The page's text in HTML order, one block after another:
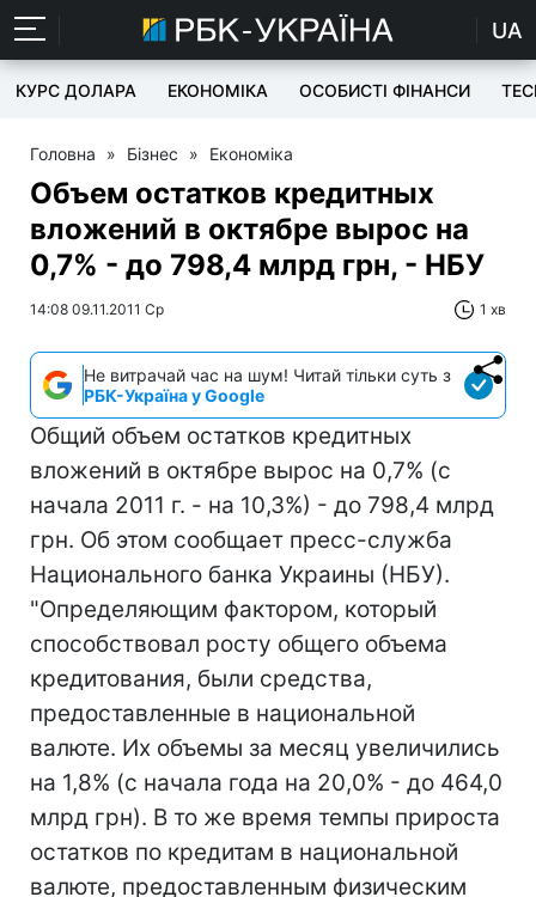
UA
КУРС ДОЛАРА ЕКОНОМІКА ОСОБИСТІ ФІНАНСИ
Головна » Бізнес » Економіка
Объем остатков кредитных
вложений в октябре вырос на
0,7% - до 798,4 млрд грн, - НБУ
14:08 09.11.2011 Ср 1 хв
Не витрачай час на шум! Читай тільки суть з
РБК-Україна у Google
Общий объем остатков кредитных
вложений в октябре вырос на 0,7% (с
начала 2011 г. - на 10,3%) - до 798,4 млрд
грн. Об этом сообщает пресс-служба
Национального банка Украины (НБУ).
"Определяющим фактором, который
способствовал росту общего объема
кредитования, были средства,
предоставленные в национальной
валюте. Их объемы за месяц увеличились
на 1,8% (с начала года на 20,0% - до 464,0
млрд грн). В то же время темпы прироста
остатков по кредитам в национальной
валюте, предоставленным физическим